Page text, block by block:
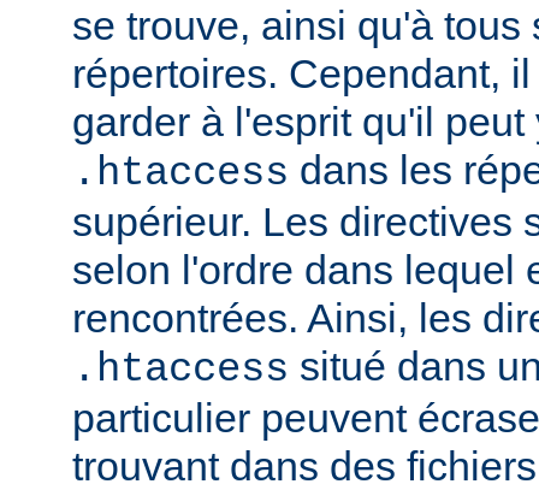
se trouve, ainsi qu'à tous
répertoires. Cependant,
garder à l'esprit qu'il
.htaccess dans les
supérieur. Les directives
selon l'ordre dans lequel
rencontrées. Ainsi, les
.htaccess situé dans
particulier peuvent
trouvant dans des